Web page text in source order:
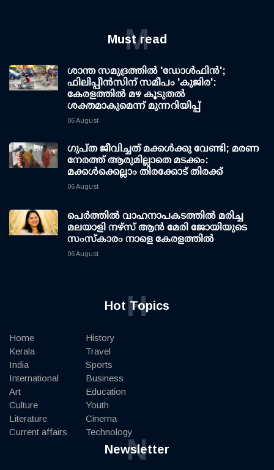
Must read
M
ശാന്ത സമുദ്രത്തില്‍ 'ഡോള്‍ഫിന്‍';
ഫിലിപ്പീന്‍സിന് സമീപം 'കുജിര':
കേരളത്തില്‍ മഴ കൂടുതല്‍
ശക്തമാകുമെന്ന് മുന്നറിയിപ്പ്
06 August
ഗുപ്ത ജീവിച്ചത് മക്കള്‍ക്കു വേണ്ടി; മരണ
നേരത്ത് ആരുമില്ലാതെ മടക്കം:
മക്കള്‍ക്കെല്ലാം തിരക്കോട് തിരക്ക്
06 August
പെർത്തിൽ വാഹനാപകടത്തിൽ മരിച്ച
മലയാളി നഴ്സ് ആൻ മേരി ജോയിയുടെ
സംസ്കാരം നാളെ കേരളത്തിൽ
06 August
Hot Topics
H
Home
Kerala
India
International
Art
Culture
Literature
Current affairs
History
Travel
Sports
Business
Education
Youth
Cinema
Technology
Newsletter
N